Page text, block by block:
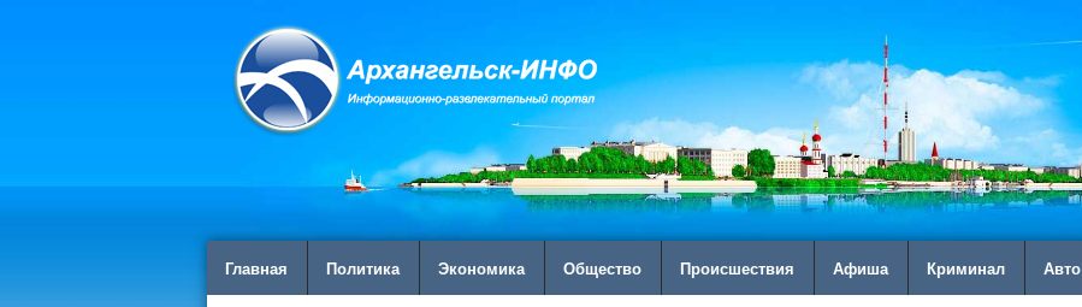
Главная Политика Экономика Общество Происшествия Афиша Криминал Авто